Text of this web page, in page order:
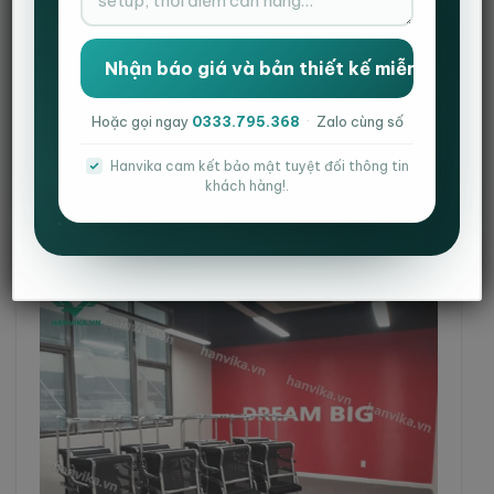
Hiểu được điều đó, Hanvika lựa chọn hệ thống bàn ghế
với thiết kế hiện đại, phù hợp với mô hình lớp học công
nghệ và môi trường đào tạo chuyên nghiệp.
Sự đồng bộ trong nội thất giúp:
Tối ưu diện tích lớp học
Tạo cảm giác chuyên nghiệp và hiện đại
Hỗ trợ học viên tập trung tốt hơn
Nâng cao trải nghiệm học tập và giảng dạy
Hoặc gọi ngay 0333.795.368 · Zalo cùng số
Hanvika cam kết bảo mật tuyệt đối thông tin
khách hàng!.